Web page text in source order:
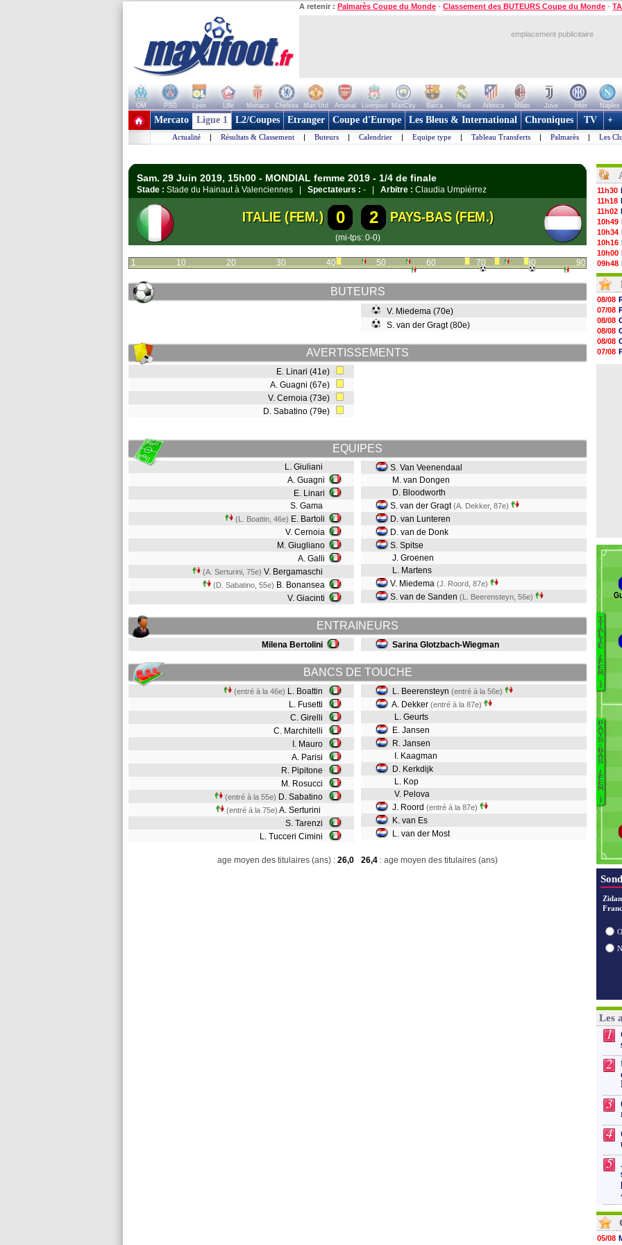
A retenir : Palmarès Coupe du Monde - Classement des BUTEURS Coupe du Monde -
emplacement publicitaire
OM PSG Lyon Lille Monaco Chelsea Man Utd Arsenal Liverpool ManCity Barca Real Atletico Milan Juve Inter Naples
+ de clubs
Mercato Ligue 1 L2/Coupes Etranger Coupe d'Europe Les Bleus & International Chroniques TV +
Actualité | Résultats & Classement | Buteurs | Calendrier | Equipe type | Tableau Transferts | Palmarès | Les
Sam. 29 Juin 2019, 15h00 - MONDIAL femme 2019 - 1/4 de finale
Stade : Stade du Hainaut à Valenciennes | Spectateurs : - | Arbitre : Claudia Umpiérrez
ITALIE (FEM.) 0 2 PAYS-BAS (FEM.)
(mi-tps: 0-0)
1 10 20 30 40 50 60 70 80 90
BUTEURS
V. Miedema (70e)
S. van der Gragt (80e)
AVERTISSEMENTS
E. Linari (41e)
A. Guagni (67e)
V. Cernoia (73e)
D. Sabatino (79e)
EQUIPES
L. Giuliani
A. Guagni
E. Linari
S. Gama
(L. Boattin, 46e) E. Bartoli
V. Cernoia
M. Giugliano
A. Galli
(A. Serturini, 75e) V. Bergamaschi
(D. Sabatino, 55e) B. Bonansea
V. Giacinti
S. Van Veenendaal
M. van Dongen
D. Bloodworth
S. van der Gragt(A. Dekker, 87e)
D. van Lunteren
D. van de Donk
S. Spitse
J. Groenen
L. Martens
V. Miedema (J. Roord, 87e)
S. van de Sanden (L. Beerensteyn, 56e)
ENTRAINEURS
Milena Bertolini Sarina Glotzbach-Wiegman
BANCS DE TOUCHE
(entré à la 46e) L. Boattin
L. Fusetti
C. Girelli
C. Marchitelli
I. Mauro
A. Parisi
R. Pipitone
M. Rosucci
(entré à la 55e) D. Sabatino
(entré à la 75e) A. Serturini
S. Tarenzi
L. Tucceri Cimini
L. Beerensteyn (entré à la 56e)
A. Dekker (entré à la 87e)
L. Geurts
E. Jansen
R. Jansen
I. Kaagman
D. Kerkdijk
L. Kop
V. Pelova
J. Roord (entré à la 87e)
K. van Es
L. van der Most
age moyen des titulaires (ans) : 26,0 26,4 : age moyen des titulaires (ans)
11h30
11h18
11h02
10h49
10h34
10h16
10h00
09h48
09h25
09h10
08h52
08/08
08/08
08/08
08/08
08/08
08/08
08/08
07/08
08/08
08/08
08/08
07/08
I
T
A
L
I
E
(
F
E
M
.
)
P
A
Y
S
-
B
A
S
(
F
E
M
.
)
Les
1
2
3
4
5
05/08